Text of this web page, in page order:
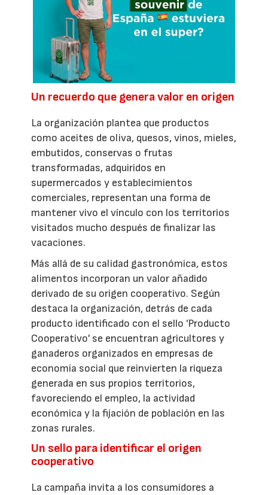
Un recuerdo que genera valor en origen
La organización plantea que productos
como aceites de oliva, quesos, vinos, mieles,
embutidos, conservas o frutas
transformadas, adquiridos en
supermercados y establecimientos
comerciales, representan una forma de
mantener vivo el vínculo con los territorios
visitados mucho después de finalizar las
vacaciones.
Más allá de su calidad gastronómica, estos
alimentos incorporan un valor añadido
derivado de su origen cooperativo. Según
destaca la organización, detrás de cada
producto identificado con el sello 'Producto
Cooperativo' se encuentran agricultores y
ganaderos organizados en empresas de
economía social que reinvierten la riqueza
generada en sus propios territorios,
favoreciendo el empleo, la actividad
económica y la fijación de población en las
zonas rurales.
Un sello para identificar el origen
cooperativo
La campaña invita a los consumidores a